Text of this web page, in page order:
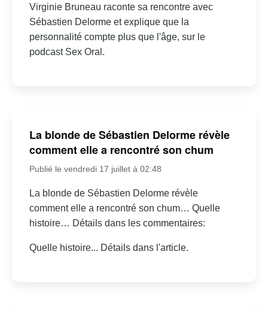
Virginie Bruneau raconte sa rencontre avec
Sébastien Delorme et explique que la
personnalité compte plus que l'âge, sur le
podcast Sex Oral.
La blonde de Sébastien Delorme révèle
comment elle a rencontré son chum
Publié le vendredi 17 juillet à 02:48
La blonde de Sébastien Delorme révèle
comment elle a rencontré son chum… Quelle
histoire… Détails dans les commentaires:
Quelle histoire... Détails dans l'article.